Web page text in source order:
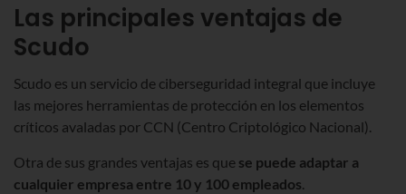
Las principales ventajas de
Scudo
Scudo es un servicio de ciberseguridad integral que incluye
las mejores herramientas de protección en los elementos
críticos avaladas por CCN (Centro Criptológico Nacional).
Otra de sus grandes ventajas es que se puede adaptar a
cualquier empresa entre 10 y 100 empleados.